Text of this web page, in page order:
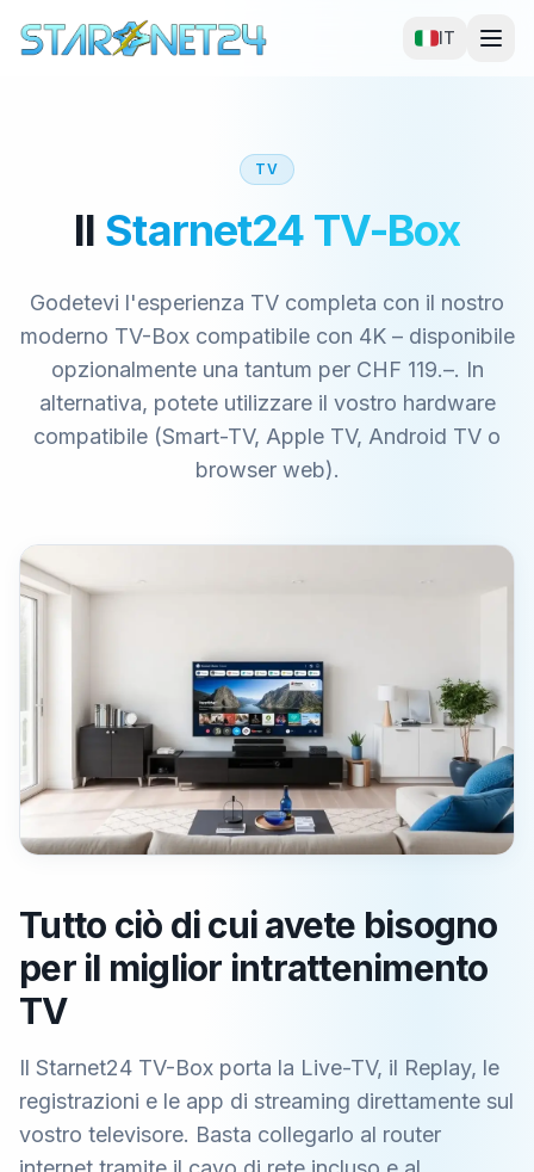
IT
TV
Il Starnet24 TV-Box
Godetevi l'esperienza TV completa con il nostro
moderno TV-Box compatibile con 4K – disponibile
opzionalmente una tantum per CHF 119.–. In
alternativa, potete utilizzare il vostro hardware
compatibile (Smart-TV, Apple TV, Android TV o
browser web).
Tutto ciò di cui avete bisogno
per il miglior intrattenimento
TV
Il Starnet24 TV-Box porta la Live-TV, il Replay, le
registrazioni e le app di streaming direttamente sul
vostro televisore. Basta collegarlo al router